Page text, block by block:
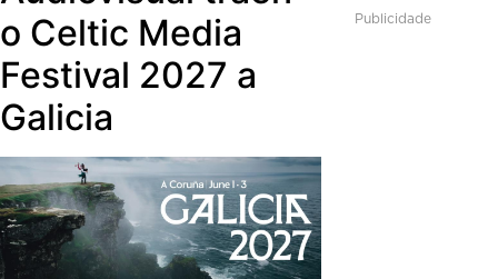
o Celtic Media
Festival 2027 a
Galicia
Publicidade